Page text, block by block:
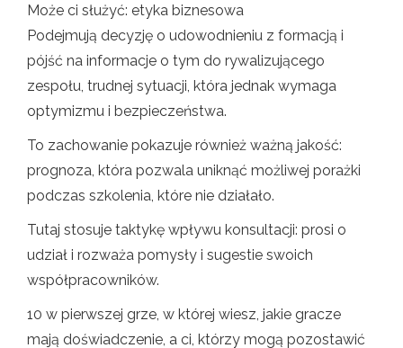
Może ci służyć: etyka biznesowa
Podejmują decyzję o udowodnieniu z formacją i
pójść na informacje o tym do rywalizującego
zespołu, trudnej sytuacji, która jednak wymaga
optymizmu i bezpieczeństwa.
To zachowanie pokazuje również ważną jakość:
prognoza, która pozwala uniknąć możliwej porażki
podczas szkolenia, które nie działało.
Tutaj stosuje taktykę wpływu konsultacji: prosi o
udział i rozważa pomysły i sugestie swoich
współpracowników.
10 w pierwszej grze, w której wiesz, jakie gracze
mają doświadczenie, a ci, którzy mogą pozostawić